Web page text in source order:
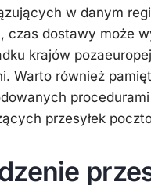
w danym
czas dostawy może
krajów
Warto również
przesyłek